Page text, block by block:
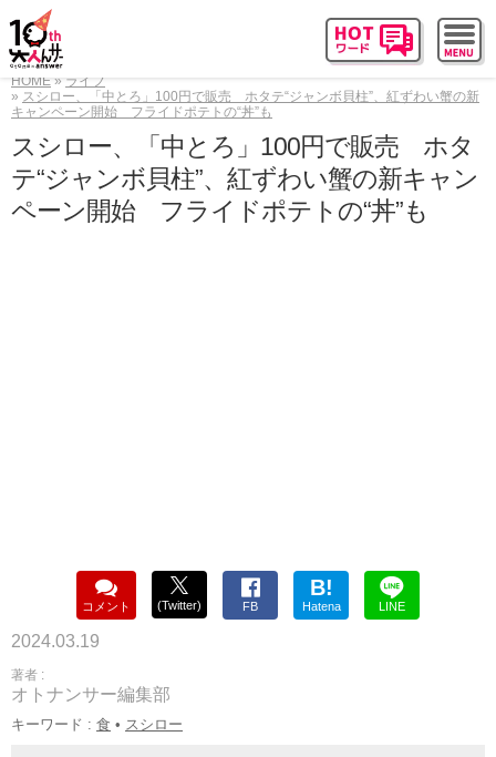
HOME
ライフ
スシロー、「中とろ」100円で販売 ホタテ“ジャンボ貝柱”、紅ずわい蟹の新
キャンペーン開始 フライドポテトの“丼”も
スシロー、「中とろ」100円で販売 ホタ
テ“ジャンボ貝柱”、紅ずわい蟹の新キャン
ペーン開始 フライドポテトの“丼”も
コメント (Twitter) FB
B!
Hatena LINE
2024.03.19
著者 :
オトナンサー編集部
キーワード : 食 • スシロー